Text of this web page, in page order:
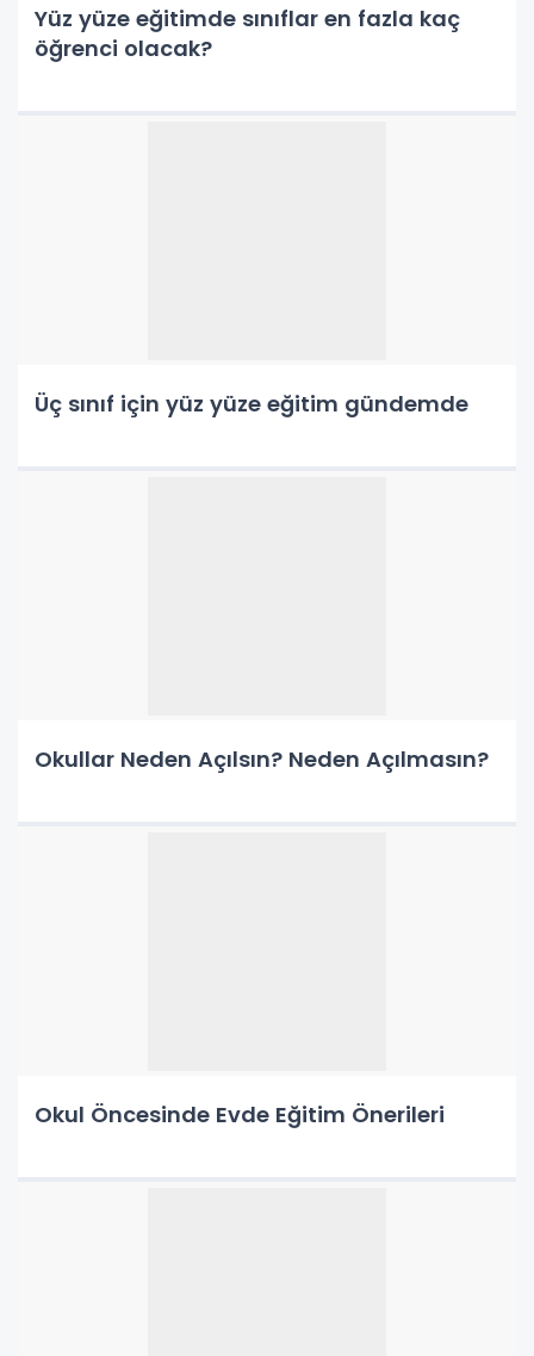
Yüz yüze eğitimde sınıflar en fazla kaç
öğrenci olacak?
Üç sınıf için yüz yüze eğitim gündemde
Okullar Neden Açılsın? Neden Açılmasın?
Okul Öncesinde Evde Eğitim Önerileri